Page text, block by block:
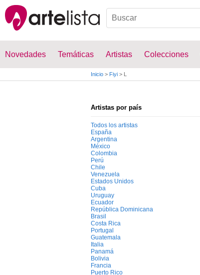
Novedades Temáticas Artistas Colecciones
Inicio > Fiyi > L
Artistas por país
Todos los artistas
España
Argentina
México
Colombia
Perú
Chile
Venezuela
Estados Unidos
Cuba
Uruguay
Ecuador
República Dominicana
Brasil
Costa Rica
Portugal
Guatemala
Italia
Panamá
Bolivia
Francia
Puerto Rico